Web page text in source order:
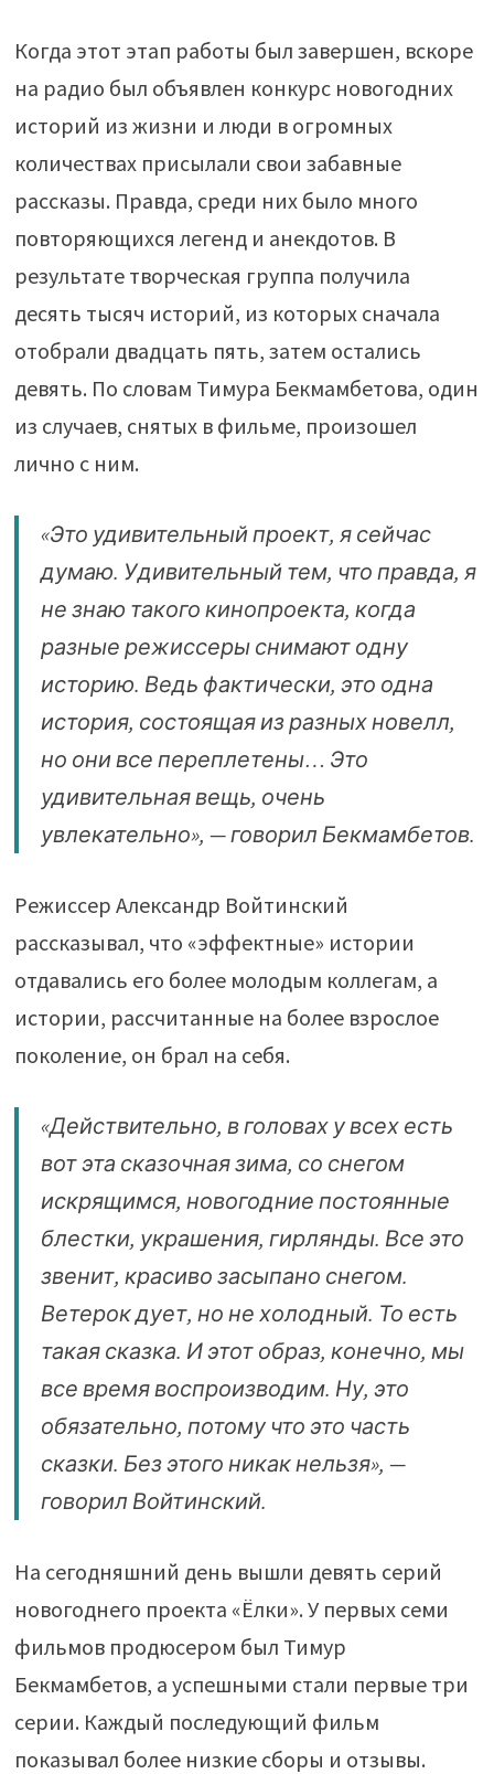
Когда этот этап работы был завершен, вскоре
на радио был объявлен конкурс новогодних
историй из жизни и люди в огромных
количествах присылали свои забавные
рассказы. Правда, среди них было много
повторяющихся легенд и анекдотов. В
результате творческая группа получила
десять тысяч историй, из которых сначала
отобрали двадцать пять, затем остались
девять. По словам Тимура Бекмамбетова, один
из случаев, снятых в фильме, произошел
лично с ним.
«Это удивительный проект, я сейчас
думаю. Удивительный тем, что правда, я
не знаю такого кинопроекта, когда
разные режиссеры снимают одну
историю. Ведь фактически, это одна
история, состоящая из разных новелл,
но они все переплетены… Это
удивительная вещь, очень
увлекательно», — говорил Бекмамбетов.
Режиссер Александр Войтинский
рассказывал, что «эффектные» истории
отдавались его более молодым коллегам, а
истории, рассчитанные на более взрослое
поколение, он брал на себя.
«Действительно, в головах у всех есть
вот эта сказочная зима, со снегом
искрящимся, новогодние постоянные
блестки, украшения, гирлянды. Все это
звенит, красиво засыпано снегом.
Ветерок дует, но не холодный. То есть
такая сказка. И этот образ, конечно, мы
все время воспроизводим. Ну, это
обязательно, потому что это часть
сказки. Без этого никак нельзя», —
говорил Войтинский.
На сегодняшний день вышли девять серий
новогоднего проекта «Ёлки». У первых семи
фильмов продюсером был Тимур
Бекмамбетов, а успешными стали первые три
серии. Каждый последующий фильм
показывал более низкие сборы и отзывы.